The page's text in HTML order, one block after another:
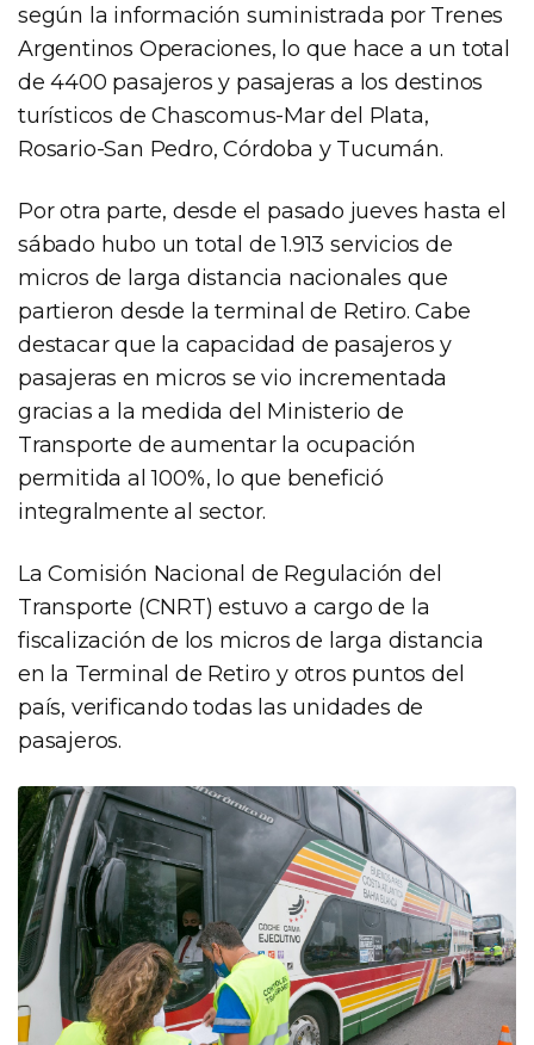
según la información suministrada por Trenes
Argentinos Operaciones, lo que hace a un total
de 4400 pasajeros y pasajeras a los destinos
turísticos de Chascomus-Mar del Plata,
Rosario-San Pedro, Córdoba y Tucumán.
Por otra parte, desde el pasado jueves hasta el
sábado hubo un total de 1.913 servicios de
micros de larga distancia nacionales que
partieron desde la terminal de Retiro. Cabe
destacar que la capacidad de pasajeros y
pasajeras en micros se vio incrementada
gracias a la medida del Ministerio de
Transporte de aumentar la ocupación
permitida al 100%, lo que benefició
integralmente al sector.
La Comisión Nacional de Regulación del
Transporte (CNRT) estuvo a cargo de la
fiscalización de los micros de larga distancia
en la Terminal de Retiro y otros puntos del
país, verificando todas las unidades de
pasajeros.